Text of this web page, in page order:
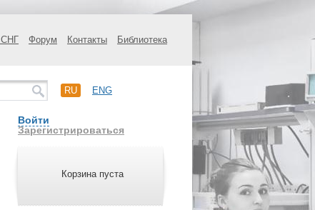
СНГ Форум Контакты Библиотека
RU ENG
Войти
Зарегистрироваться
Корзина пуста